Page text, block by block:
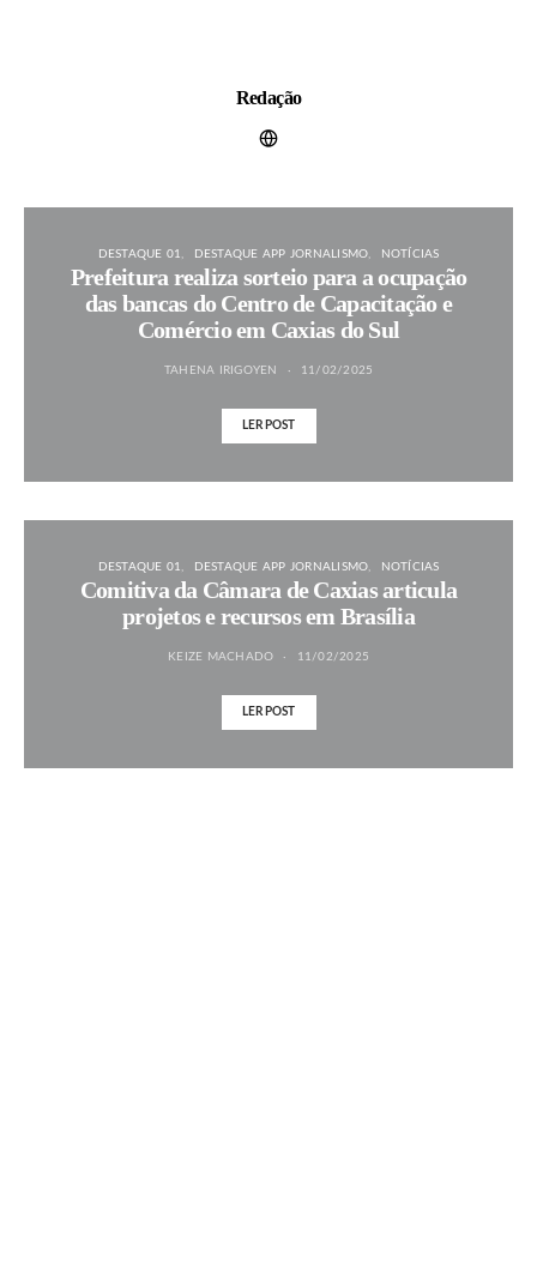
Redação
DESTAQUE 01 DESTAQUE APP JORNALISMO NOTÍCIAS
Prefeitura realiza sorteio para a ocupação
das bancas do Centro de Capacitação e
Comércio em Caxias do Sul
TAHENA IRIGOYEN 11/02/2025
LER POST
DESTAQUE 01 DESTAQUE APP JORNALISMO NOTÍCIAS
Comitiva da Câmara de Caxias articula
projetos e recursos em Brasília
KEIZE MACHADO 11/02/2025
LER POST